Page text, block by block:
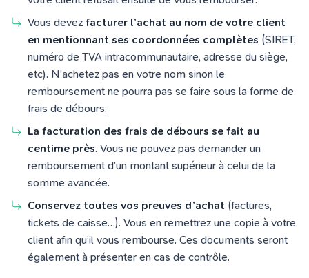
Vous devez facturer l’achat au nom de votre client
en mentionnant ses coordonnées complètes (SIRET,
numéro de TVA intracommunautaire, adresse du siège,
etc). N’achetez pas en votre nom sinon le
remboursement ne pourra pas se faire sous la forme de
frais de débours.
La facturation des frais de débours se fait au
centime près. Vous ne pouvez pas demander un
remboursement d’un montant supérieur à celui de la
somme avancée.
Conservez toutes vos preuves d’achat (factures,
tickets de caisse…). Vous en remettrez une copie à votre
client afin qu’il vous rembourse. Ces documents seront
également à présenter en cas de contrôle.